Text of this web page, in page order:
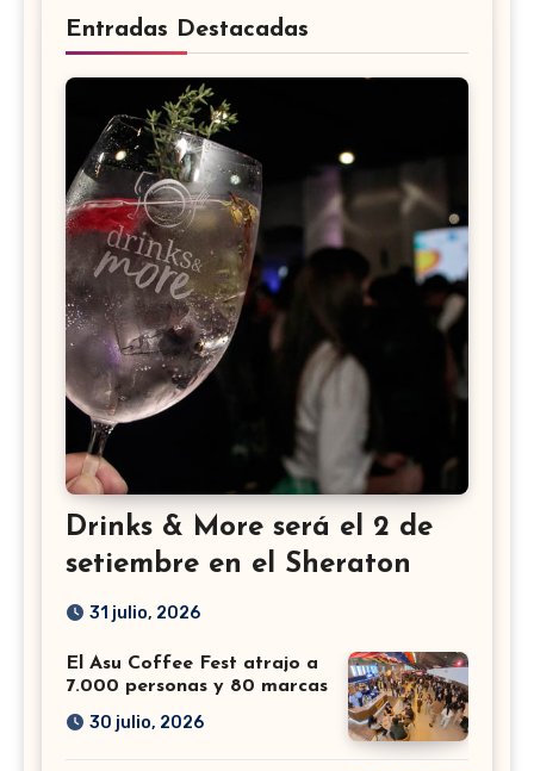
Entradas Destacadas
Drinks & More será el 2 de
setiembre en el Sheraton
31 julio, 2026
El Asu Coffee Fest atrajo a
7.000 personas y 80 marcas
30 julio, 2026